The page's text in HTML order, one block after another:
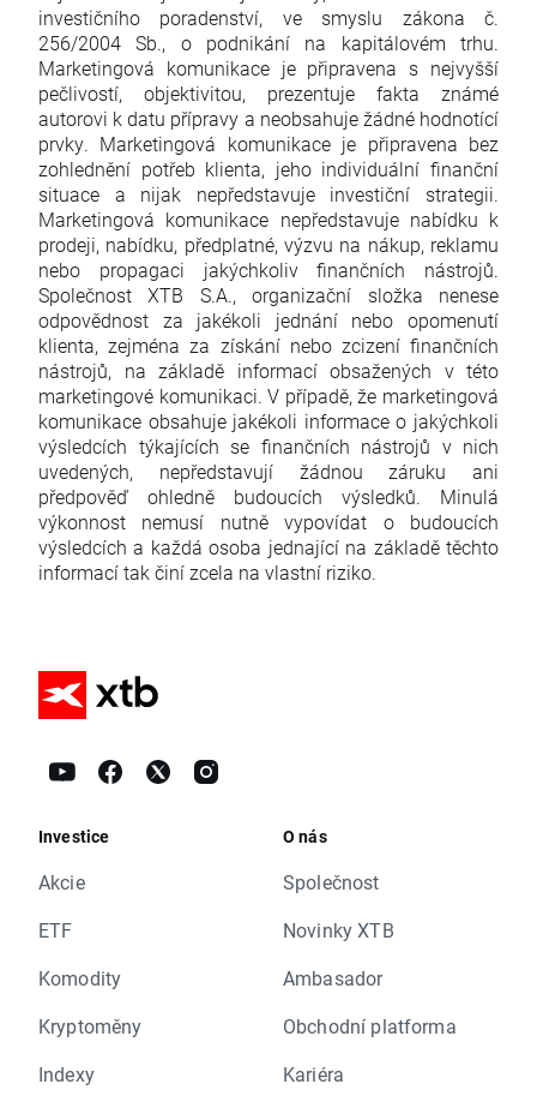
investičního poradenství, ve smyslu zákona č.
256/2004 Sb., o podnikání na kapitálovém trhu.
Marketingová komunikace je připravena s nejvyšší
pečlivostí, objektivitou, prezentuje fakta známé
autorovi k datu přípravy a neobsahuje žádné hodnotící
prvky. Marketingová komunikace je připravena bez
zohlednění potřeb klienta, jeho individuální finanční
situace a nijak nepředstavuje investiční strategii.
Marketingová komunikace nepředstavuje nabídku k
prodeji, nabídku, předplatné, výzvu na nákup, reklamu
nebo propagaci jakýchkoliv finančních nástrojů.
Společnost XTB S.A., organizační složka nenese
odpovědnost za jakékoli jednání nebo opomenutí
klienta, zejména za získání nebo zcizení finančních
nástrojů, na základě informací obsažených v této
marketingové komunikaci. V případě, že marketingová
komunikace obsahuje jakékoli informace o jakýchkoli
výsledcích týkajících se finančních nástrojů v nich
uvedených, nepředstavují žádnou záruku ani
předpověď ohledně budoucích výsledků. Minulá
výkonnost nemusí nutně vypovídat o budoucích
výsledcích a každá osoba jednající na základě těchto
informací tak činí zcela na vlastní riziko.
Investice
Akcie
ETF
Komodity
Kryptoměny
Indexy
O nás
Společnost
Novinky XTB
Ambasador
Obchodní platforma
Kariéra